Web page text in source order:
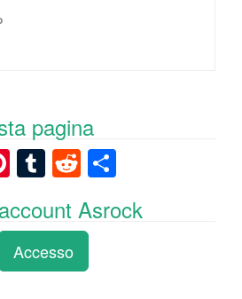
pagina
Pi
er
e
st
T
m
bl
r
R
e
d
di
t
n
Asrock
Accesso